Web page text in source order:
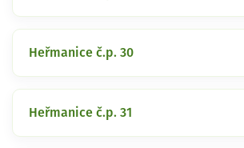
Heřmanice č.p. 30
Heřmanice č.p. 31